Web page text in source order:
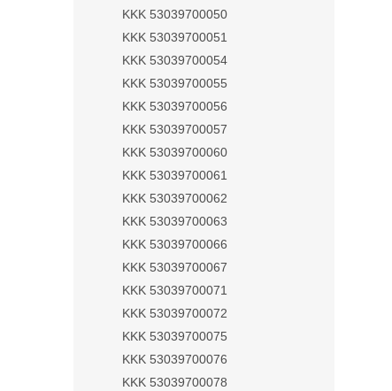
KKK 53039700050
KKK 53039700051
KKK 53039700054
KKK 53039700055
KKK 53039700056
KKK 53039700057
KKK 53039700060
KKK 53039700061
KKK 53039700062
KKK 53039700063
KKK 53039700066
KKK 53039700067
KKK 53039700071
KKK 53039700072
KKK 53039700075
KKK 53039700076
KKK 53039700078